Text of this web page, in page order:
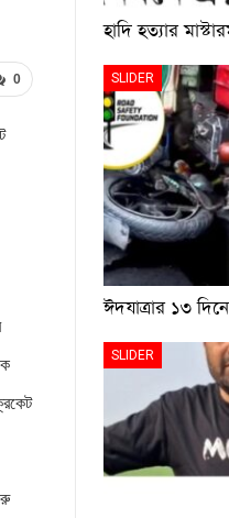
0
হাদি হত্যার
SLIDER
ঈদযাত্রার ১৩
SLIDER